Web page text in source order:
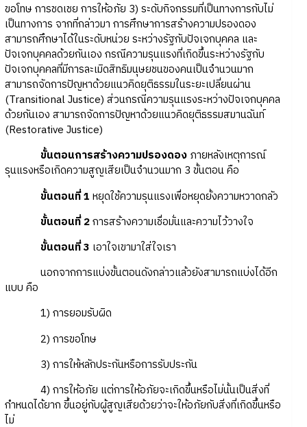
ขอโทษ การชดเชย การให้อภัย 3) ระดับกิจกรรมที่เป็นทางการกับไม่
เป็นทางการ จากที่กล่าวมา การศึกษาการสร้างความปรองดอง
สามารถศึกษาได้ในระดับหน่วย ระหว่างรัฐกับปัจเจกบุคคล และ
ปัจเจกบุคคลด้วยกันเอง กรณีความรุนแรงที่เกิดขึ้นระหว่างรัฐกับ
ปัจเจกบุคคลที่มีการละเมิดสิทธิมนุษยชนของคนเป็นจำนวนมาก
สามารถจัดการปัญหาด้วยแนวคิดยุติธรรมในระยะเปลี่ยนผ่าน
(Transitional Justice) ส่วนกรณีความรุนแรงระหว่างปัจเจกบุคคล
ด้วยกันเอง สามารถจัดการปัญหาด้วยแนวคิดยุติธรรมสมานฉันท์
(Restorative Justice)
ขั้นตอนการสร้างความปรองดองภายหลังเหตุการณ์
รุนแรงหรือเกิดความสูญเสียเป็นจำนวนมาก 3 ขั้นตอน คือ
ขั้นตอนที่ 1 หยุดใช้ความรุนแรงเพื่อหยุดยั้งความหวาดกลัว
ขั้นตอนที่ 2การสร้างความเชื่อมั่นและความไว้วางใจ
ขั้นตอนที่ 3 เอาใจเขามาใส่ใจเรา
นอกจากการแบ่งขั้นตอนดังกล่าวแล้วยังสามารถแบ่งได้อีก
แบบ คือ
1) การยอมรับผิด
2) การขอโทษ
3) การให้หลักประกันหรือการรับประกัน
4) การให้อภัย แต่การให้อภัยจะเกิดขึ้นหรือไม่นั้นเป็นสิ่งที่
กำหนดได้ยาก ขึ้นอยู่กับผู้สูญเสียด้วยว่าจะให้อภัยกับสิ่งที่เกิดขึ้นหรือ
ไม่